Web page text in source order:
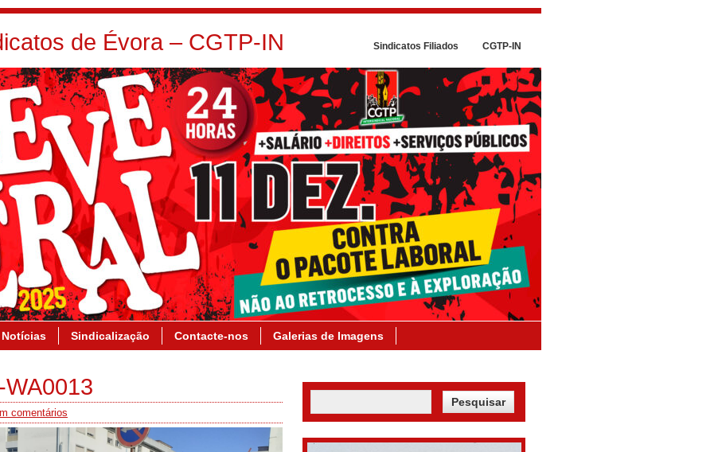
de Évora – CGTP-IN Sindicatos Filiados CGTP-IN
Notícias Sindicalização Contacte-nos Galerias de Imagens
comentários